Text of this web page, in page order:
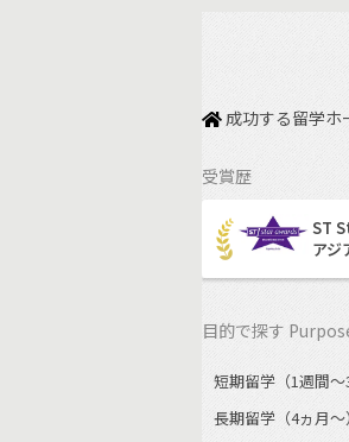
成功する留学ホ
受賞歴
ST
アジ
目的で探す
短期留学（1週間～
長期留学（4ヵ月～）